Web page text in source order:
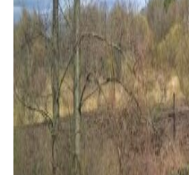
Довідник
Контакти
Рекламні прайси
Підтримати «місцевих»